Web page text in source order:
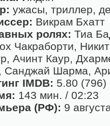
ужасы, триллер,
Викрам Бхатт
ролях: Тиа
Чакраборти,
Ачинт Каур,
Санджай Шарма,
IMDB: 5.80 (796)
143 мин. / 02:23
(РФ): 9